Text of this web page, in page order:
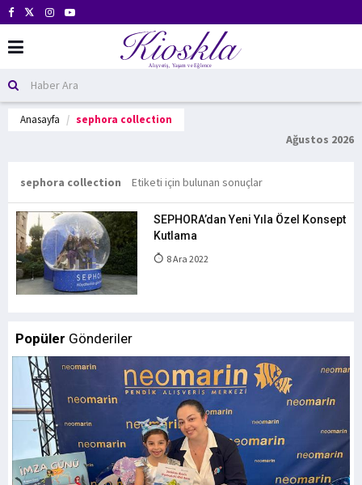
Anasayfa sephora collection
Ağustos 2026
sephora collection Etiketi için bulunan sonuçlar
SEPHORA’dan Yeni Yıla Özel Konsept
Kutlama
8 Ara 2022
Popüler Gönderiler